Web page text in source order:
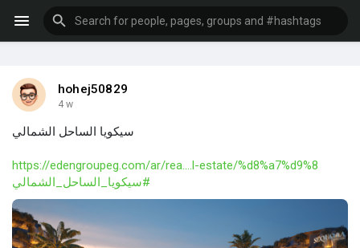
hohej50829
4 w
سيكويا الساحل الشمالي
https://edengroupeg.com/ar/rea....l-estate/%d8%a7%d9%8
#سيكويا_الساحل_الشمالي